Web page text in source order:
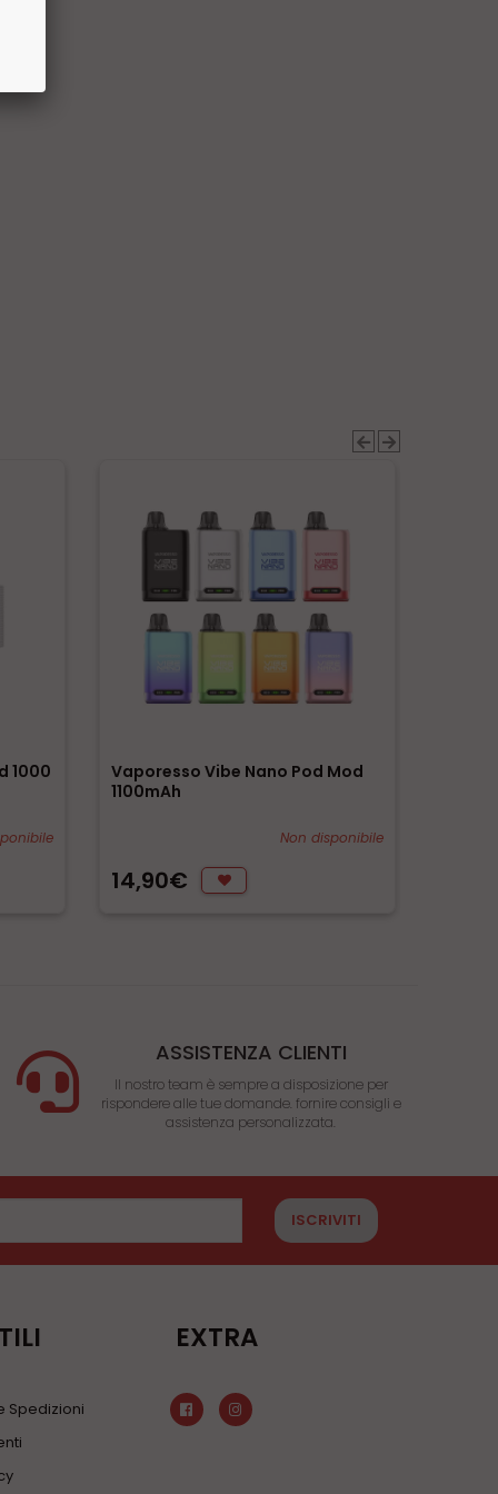
1000
Vaporesso Vibe Nano Pod Mod
1100mAh
Non disponibile
14,90€
ASSISTENZA CLIENTI
Il nostro team è sempre a disposizione per
rispondere alle tue domande. fornire consigli e
assistenza personalizzata.
ISCRIVITI
Spedizioni
EXTRA